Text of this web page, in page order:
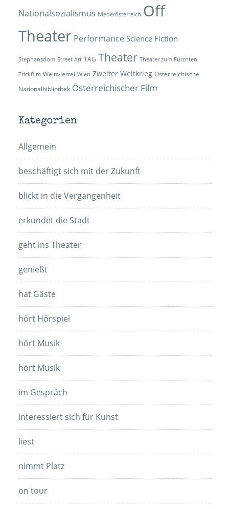
Nationalsozialismus Niederösterreich Off
Theater Performance Science Fiction
Stephansdom Street Art TAG Theater Theater zum Fürchten
Trickfilm Weinviertel Wien Zweiter Weltkrieg Österreichische
Nationalbibliothek Österreichischer Film
Kategorien
Allgemein
beschäftigt sich mit der Zukunft
blickt in die Vergangenheit
erkundet die Stadt
geht ins Theater
genießt
hat Gäste
hört Hörspiel
hört Musik
hört Musik
im Gespräch
interessiert sich für Kunst
liest
nimmt Platz
on tour